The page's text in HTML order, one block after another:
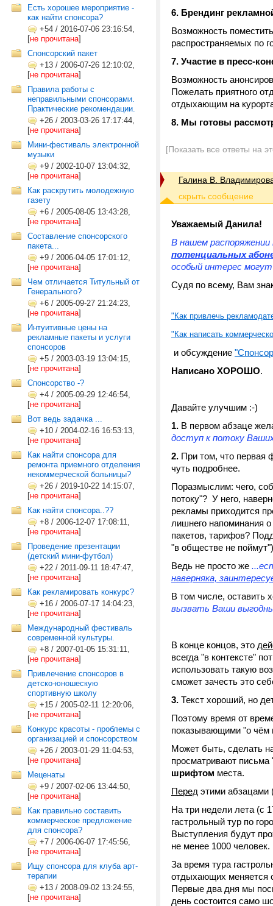
Есть хорошее мероприятие -
как найти спонсора?
+54 / 2016-07-06 23:16:54,
[не прочитана]
Спонсорский пакет
+13 / 2006-07-26 12:10:02,
[не прочитана]
Правила работы с
неправильными спонсорами.
Практические рекомендации.
+26 / 2003-03-26 17:17:44,
[не прочитана]
Мини-фестиваль электронной
музыки
+9 / 2002-10-07 13:04:32,
[не прочитана]
Как раскрутить молодежную
газету
+6 / 2005-08-05 13:43:28,
[не прочитана]
Составление спонсорского
пакета...
+9 / 2006-04-05 17:01:12,
[не прочитана]
Чем отличается Титульный от
Генерального?
+6 / 2005-09-27 21:24:23,
[не прочитана]
Интуитивные цены на
рекламные пакеты и услуги
спонсоров
+5 / 2003-03-19 13:04:15,
[не прочитана]
Cпонсорство -?
+4 / 2005-09-29 12:46:54,
[не прочитана]
Вот ведь задачка ...
+10 / 2004-02-16 16:53:13,
[не прочитана]
Как найти спонсора для
ремонта приемного отделения
некоммерческой больницы?
+26 / 2019-10-22 14:15:07,
[не прочитана]
Как найти спонсора..??
+8 / 2006-12-07 17:08:11,
[не прочитана]
Проведение презентации
(детский мини-футбол)
+22 / 2011-09-11 18:47:47,
[не прочитана]
Как рекламировать конкурс?
+16 / 2006-07-17 14:04:23,
[не прочитана]
Международный фестиваль
современной культуры.
+8 / 2007-01-05 15:31:11,
[не прочитана]
Привлечение спонсоров в
детско-юношескую
спортивную школу
+15 / 2005-02-11 12:20:06,
[не прочитана]
Конкурс красоты - проблемы с
организацией и спонсорством
+26 / 2003-01-29 11:04:53,
[не прочитана]
Меценаты
+9 / 2007-02-06 13:44:50,
[не прочитана]
Как правильно составить
коммерческое предложение
для спонсора?
+7 / 2006-06-07 17:45:56,
[не прочитана]
Ищу спонсора для клуба арт-
терапии
+13 / 2008-09-02 13:24:55,
[не прочитана]
6. Брендинг
Возможность
распространяемых по
7. Участие в пресс-
Возможность
Пожелать приятного
отдыхающим на
8. Мы готовы
[Показать все ответы на
Галина В.
Уважаемый Данила!
В нашем
потенциальных
особый интерес
Судя по всему, Вам
"Как привлечь
"Как написать
и обсуждение
Написано ХОРОШО.
Давайте улучшим :-)
1. В первом абзаце
доступ к потоку
2. При том, что первая
чуть подробнее.
Поразмыслим: чего,
потоку"? У него,
рекламы приходится
лишнего напоминания
пакетов, тарифов?
"в обществе не
Ведь не просто же
наверняка,
В том числе, оставить
вызвать Ваши
В конце концов, это
всегда "в контексте"
использовать такую
сможет зачесть это
3. Текст хороший, но
Поэтому время от
показывающими "о чём
Может быть, сделать
просматривают письма
шрифтом места.
Перед этими
На три недели лета (с
гастрольный тур по
Выступления будут
не менее 1000 человек.
За время тура
отдыхающих меняется
Первые два дня мы
день состоится само